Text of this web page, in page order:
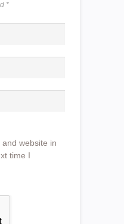
*
website in
time I